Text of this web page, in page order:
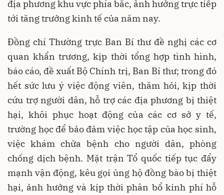
địa phương khu vực phía bắc, ảnh hưởng trực tiếp
tới tăng trưởng kinh tế của năm nay.
Đồng chí Thường trực Ban Bí thư đề nghị các cơ
quan khẩn trương, kịp thời tổng hợp tình hình,
báo cáo, đề xuất Bộ Chính trị, Ban Bí thư; trong đó
hết sức lưu ý việc động viên, thăm hỏi, kịp thời
cứu trợ người dân, hỗ trợ các địa phương bị thiệt
hại, khôi phục hoạt động của các cơ sở y tế,
trường học để bảo đảm việc học tập của học sinh,
việc khám chữa bệnh cho người dân, phòng
chống dịch bệnh. Mặt trận Tổ quốc tiếp tục đẩy
mạnh vận động, kêu gọi ủng hộ đồng bào bị thiệt
hại, ảnh hưởng và kịp thời phân bổ kinh phí hỗ